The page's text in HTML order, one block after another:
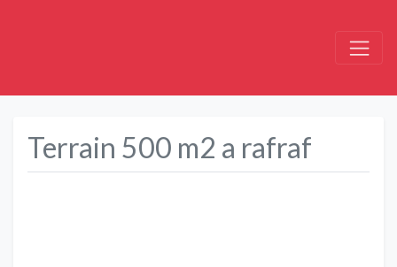
Terrain 500 m2 a rafraf